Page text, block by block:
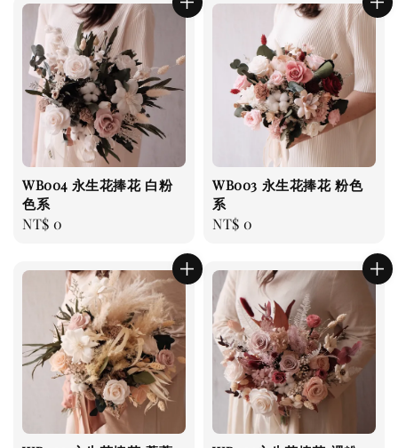
WB004 永生花捧花 白粉
色系
Regular
NT$ 0
WB003 永生花捧花 粉色
系
Regular
NT$ 0